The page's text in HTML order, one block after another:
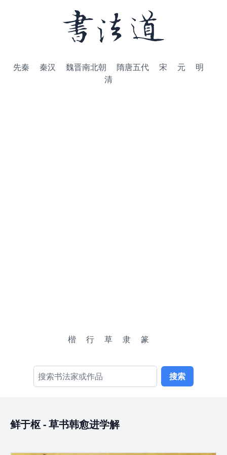
先秦 秦汉 魏晋南北朝 隋唐五代 宋 元
明
清
楷 行 草 隶 篆
搜索
鲜于枢-草书韩愈进学解